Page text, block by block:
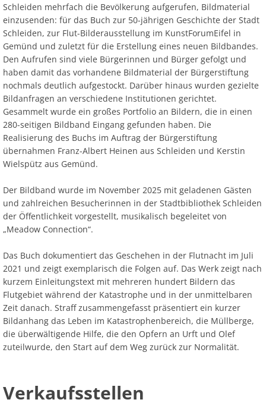
Schleiden mehrfach die Bevölkerung aufgerufen, Bildmaterial
einzusenden: für das Buch zur 50-jährigen Geschichte der Stadt
Schleiden, zur Flut-Bilderausstellung im KunstForumEifel in
Gemünd und zuletzt für die Erstellung eines neuen Bildbandes.
Den Aufrufen sind viele Bürgerinnen und Bürger gefolgt und
haben damit das vorhandene Bildmaterial der Bürgerstiftung
nochmals deutlich aufgestockt. Darüber hinaus wurden gezielte
Bildanfragen an verschiedene Institutionen gerichtet.
Gesammelt wurde ein großes Portfolio an Bildern, die in einen
280-seitigen Bildband Eingang gefunden haben. Die
Realisierung des Buchs im Auftrag der Bürgerstiftung
übernahmen Franz-Albert Heinen aus Schleiden und Kerstin
Wielspütz aus Gemünd.
Der Bildband wurde im November 2025 mit geladenen Gästen
und zahlreichen Besucherinnen in der Stadtbibliothek Schleiden
der Öffentlichkeit vorgestellt, musikalisch begeleitet von
„Meadow Connection“.
Das Buch dokumentiert das Geschehen in der Flutnacht im Juli
2021 und zeigt exemplarisch die Folgen auf. Das Werk zeigt nach
kurzem Einleitungstext mit mehreren hundert Bildern das
Flutgebiet während der Katastrophe und in der unmittelbaren
Zeit danach. Straff zusammengefasst präsentiert ein kurzer
Bildanhang das Leben im Katastrophenbereich, die Müllberge,
die überwältigende Hilfe, die den Opfern an Urft und Olef
zuteilwurde, den Start auf dem Weg zurück zur Normalität.
Verkaufsstellen